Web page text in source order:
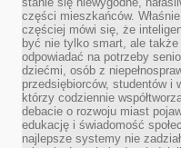
części mieszkańców.
częściej mówi się, że
być nie tylko smart, ale
odpowiadać na potrzeby
dziećmi, osób z
przedsiębiorców, studentów i
którzy codziennie
debacie o rozwoju miast
edukację i świadomość
najlepsze systemy nie